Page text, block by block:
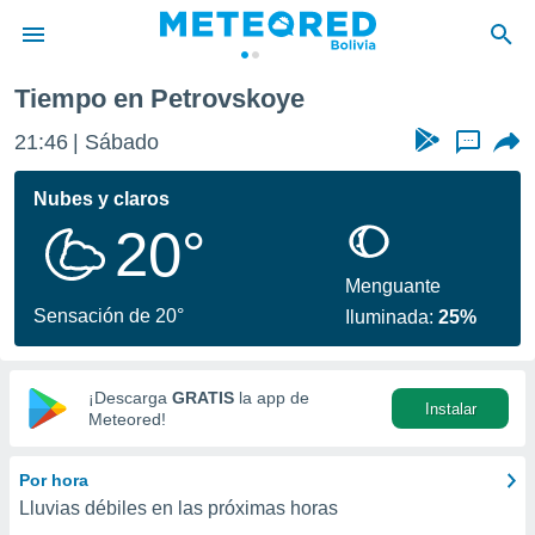
de
ha
calidad.
a este
las
y
digital
basada
Tiempo en Petrovskoye
21:46 Sábado ...
Nubes y claros
20°
Sensación de 20°
Menguante
Iluminada:25%
¡Descarga GRATIS la app de
Meteored!
Instalar
Por hora
Lluvias débiles en las próximas horas